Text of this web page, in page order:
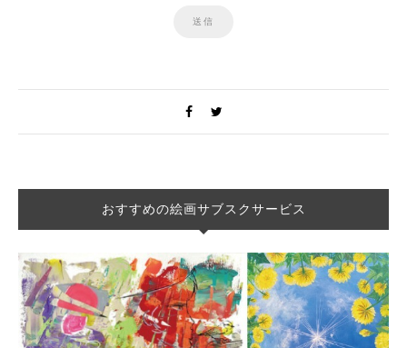
/home/providerlp/muterium.com/public_html/
on line21
おすすめの絵画サブスクサービス